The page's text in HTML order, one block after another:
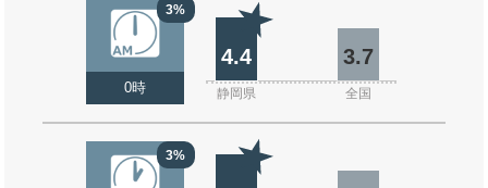
3%
0時
4.4 3.7
静岡県 全国
3%